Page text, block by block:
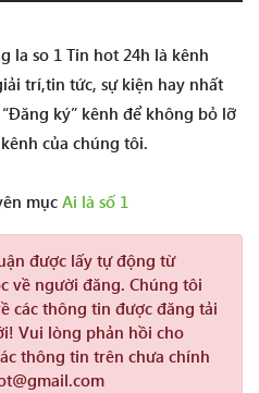
la so 1 Tin hot 24h là kênh
trí,tin tức, sự kiện hay nhất
ký” kênh để không bỏ lỡ
của chúng tôi.
mục Ai là số 1
được lấy tự động từ
về người đăng. Chúng tôi
các thông tin được đăng tải
Vui lòng phản hồi cho
thông tin trên chưa chính